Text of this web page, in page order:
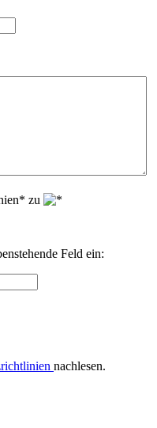
zu
Feld ein:
nachlesen.